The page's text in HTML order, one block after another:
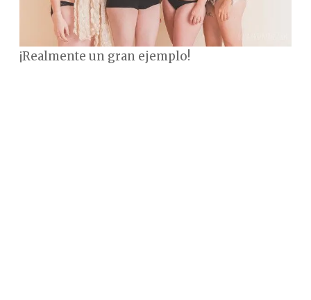
¡Realmente un gran ejemplo!